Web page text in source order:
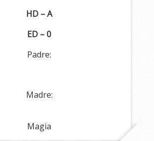
HD – A
ED – 0
Padre:
Madre:
Magia